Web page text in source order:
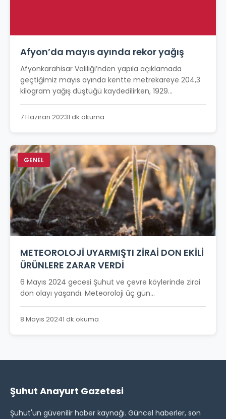
Afyon’da mayıs ayında rekor yağış
Afyonkarahisar Valiliği’nden yapıla açıklamada
geçtiğimiz mayıs ayında kentte metrekareye 204,3
kilogram yağış düştüğü kaydedilirken, 1929...
7 Haziran 20231 dk okuma
GENEL
METEOROLOJİ UYARMIŞTI ZİRAİ DON EKİLİ
ÜRÜNLERE ZARAR VERDİ
6 Mayıs 2024 gecesi Şuhut ve çevre köylerinde zirai
don olayı yaşandı. Meteoroloji üç gün...
8 Mayıs 20241 dk okuma
Şuhut Anayurt Gazetesi
Şuhut'un güvenilir haber kaynağı. Güncel haberler, son